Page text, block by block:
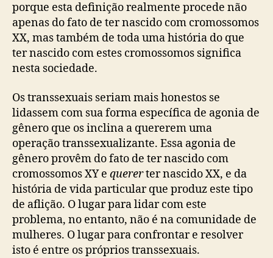
porque esta definição realmente procede não
apenas do fato de ter nascido com cromossomos
XX, mas também de toda uma história do que
ter nascido com estes cromossomos significa
nesta sociedade.
Os transsexuais seriam mais honestos se
lidassem com sua forma específica de agonia de
gênero que os inclina a quererem uma
operação transsexualizante. Essa agonia de
gênero provêm do fato de ter nascido com
cromossomos XY e quererter nascido XX, e da
história de vida particular que produz este tipo
de aflição. O lugar para lidar com este
problema, no entanto, não é na comunidade de
mulheres. O lugar para confrontar e resolver
isto é entre os próprios transsexuais.